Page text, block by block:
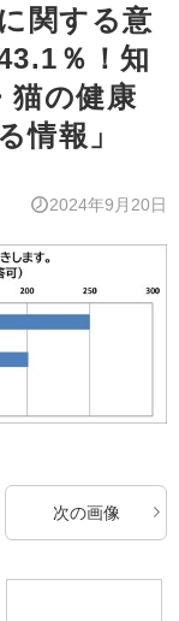
関する意
％！知
猫の健康
情報」
2024年9月20日
次の画像